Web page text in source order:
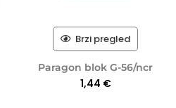
Brzi pregled
Paragon blok G-56/ncr
1,44 €